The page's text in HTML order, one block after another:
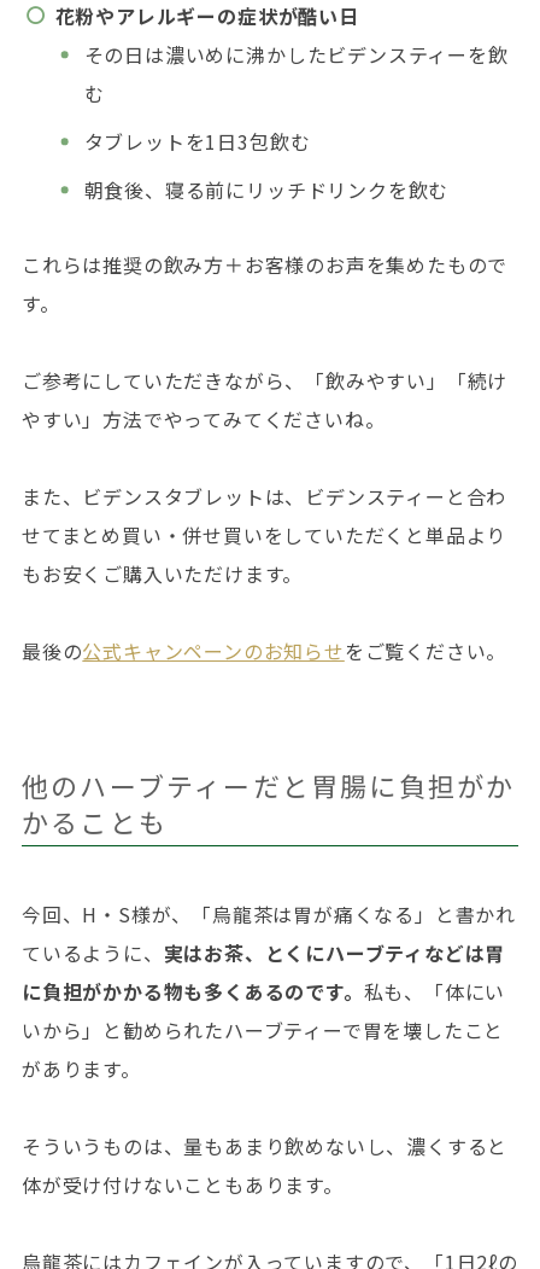
花粉やアレルギーの症状が酷い日
その日は濃いめに沸かしたビデンスティーを飲
む
タブレットを1日3包飲む
朝食後、寝る前にリッチドリンクを飲む
これらは推奨の飲み方＋お客様のお声を集めたもので
す。
ご参考にしていただきながら、「飲みやすい」「続け
やすい」方法でやってみてくださいね。
また、ビデンスタブレットは、ビデンスティーと合わ
せてまとめ買い・併せ買いをしていただくと単品より
もお安くご購入いただけます。
最後の公式キャンペーンのお知らせをご覧ください。
他のハーブティーだと胃腸に負担がか
かることも
今回、H・S様が、「烏龍茶は胃が痛くなる」と書かれ
ているように、 実はお茶、とくにハーブティなどは胃
に負担がかかる物も多くあるのです。 私も、「体にい
いから」と勧められたハーブティーで胃を壊したこと
があります。
そういうものは、量もあまり飲めないし、濃くすると
体が受け付けないこともあります。
烏龍茶にはカフェインが入っていますので、「1日2ℓの